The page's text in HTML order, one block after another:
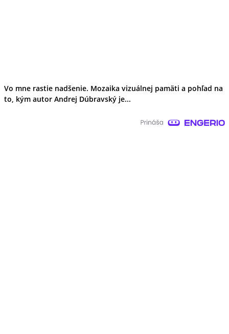
Vo mne rastie nadšenie. Mozaika vizuálnej pamäti a pohľad na
to, kým autor Andrej Dúbravský je...